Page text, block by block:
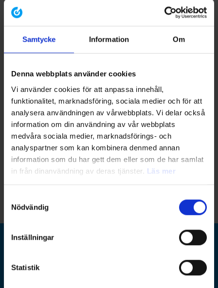
Samtycke Information Om
Denna webbplats använder cookies
Vi använder cookies för att anpassa innehåll,
funktionalitet, marknadsföring, sociala medier och för att
analysera användningen av vårwebbplats. Vi delar också
information om din användning av vår webbplats
medvåra sociala medier, marknadsförings- och
analyspartner som kan kombinera denmed annan
information som du har gett dem eller som de har samlat
in från dinanvändning av deras tjänster. Läs mer
Nödvändig
Inställningar
Statistik